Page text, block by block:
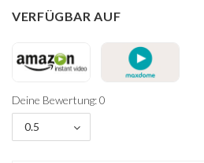
VERFÜGBAR AUF
Deine Bewertung: 0
0.5